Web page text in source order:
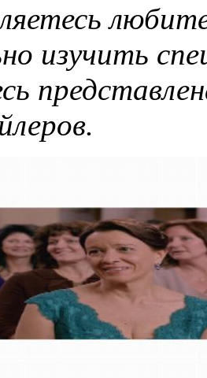
изучить